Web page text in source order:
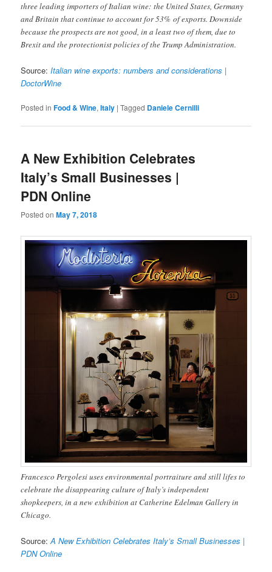
three leading importers of Italian wine: the United States, Germany
and Britain that continue to account for 53% of exports. Downside
because the prospects are not good, in a least two of them, due to
Brexit and the protectionist policies of the Trump Administration.
Source:Italian wine exports: numbers and considerations |
DoctorWine
Posted in Food & Wine,Italy |Tagged Daniele Cernilli
A New Exhibition Celebrates
Italy’s Small Businesses |
PDN Online
Posted onMay 7, 2018
Francesco Pergolesi uses environmental portraiture and still lifes to
celebrate the disappearing culture of Italy’s independent
shopkeepers, in a new exhibition at Catherine Edelman Gallery in
Chicago.
Source:A New Exhibition Celebrates Italy’s Small Businesses |
PDN Online